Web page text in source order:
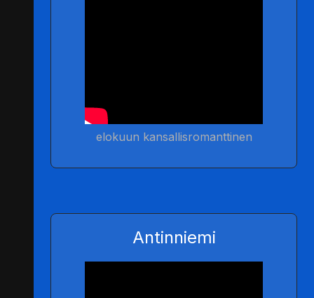
elokuun kansallisromanttinen
Antinniemi